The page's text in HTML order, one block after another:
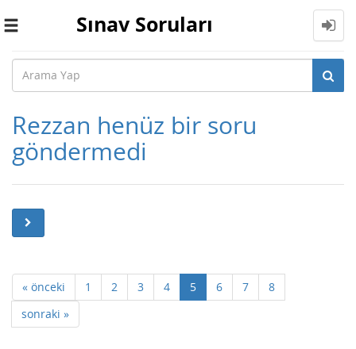
Toggle
Sınav Soruları
Rezzan henüz bir soru
göndermedi
« önceki 1 2 3 4 5 6 7
8
sonraki »